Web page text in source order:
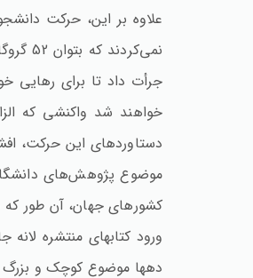
علاوه بر این‌، حرکت
جرأت داد تا برای رهایی
خواهند شد واکنشی که
دستاوردهای این حرکت‌،
موضوع پژوهش‌های
کشورهای جهان‌، آن طور که
ورود کتابهای منتشره
دهها موضوع کوچک و بزرگ